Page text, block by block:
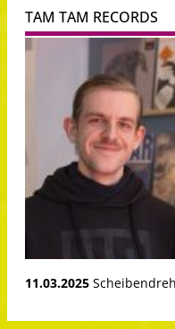
TAM TAM RECORDS
11.03.2025